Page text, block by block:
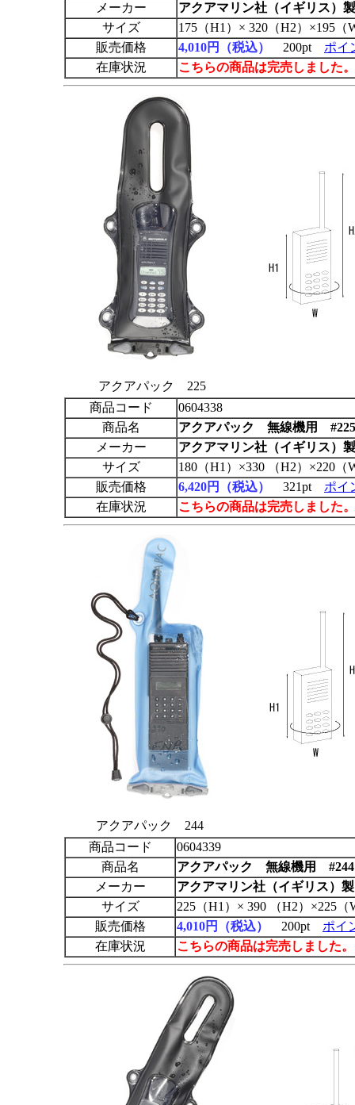
メーカー
アクアマリン社（イギリス）製
サイズ
175（H1）× 320（H2）×195（
販売価格
4,010円（税込） 200pt ポイ
在庫状況
こちらの商品は完売しました
アクアパック 225
商品コード
0604338
商品名
アクアパック
無線機用 #225
メーカー
アクアマリン社（イギリス）製
サイズ
180（H1）×330 （H2）×220（
販売価格
6,420円（税込） 321pt ポイ
在庫状況
こちらの商品は完売しました
アクアパック 244
商品コード
0604339
商品名
アクアパック
無線機用 #244
メーカー
アクアマリン社（イギリス）製
サイズ
225（H1）× 390 （H2）×225（
販売価格
4,010円（税込） 200pt ポイ
在庫状況
こちらの商品は完売しました